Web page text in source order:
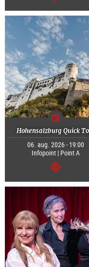
Tovább
Hohensalzburg Quick
06. aug. 2026 - 19:00
Infopoint | Point A
Tovább